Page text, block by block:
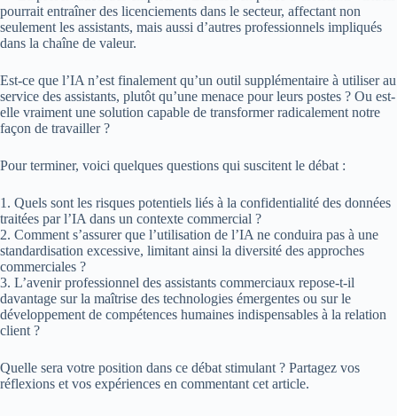
pourrait entraîner des licenciements dans le secteur, affectant non
seulement les assistants, mais aussi d’autres professionnels impliqués
dans la chaîne de valeur.
Est-ce que l’IA n’est finalement qu’un outil supplémentaire à utiliser au
service des assistants, plutôt qu’une menace pour leurs postes ? Ou est-
elle vraiment une solution capable de transformer radicalement notre
façon de travailler ?
Pour terminer, voici quelques questions qui suscitent le débat :
1. Quels sont les risques potentiels liés à la confidentialité des données
traitées par l’IA dans un contexte commercial ?
2. Comment s’assurer que l’utilisation de l’IA ne conduira pas à une
standardisation excessive, limitant ainsi la diversité des approches
commerciales ?
3. L’avenir professionnel des assistants commerciaux repose-t-il
davantage sur la maîtrise des technologies émergentes ou sur le
développement de compétences humaines indispensables à la relation
client ?
Quelle sera votre position dans ce débat stimulant ? Partagez vos
réflexions et vos expériences en commentant cet article.